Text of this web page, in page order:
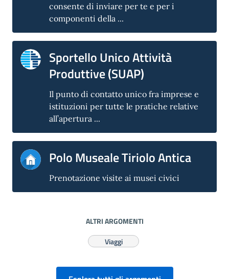
consente di inviare per te e per i
componenti della ...
Sportello Unico Attività
Produttive (SUAP)
Il punto di contatto unico fra imprese e
istituzioni per tutte le pratiche relative
all’apertura ...
Polo Museale Tiriolo Antica
Prenotazione visite ai musei civici
ALTRI ARGOMENTI
Viaggi